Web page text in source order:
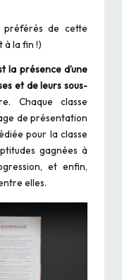
de cette
à la fin !)
la présence d’une
et de leurs sous-
Chaque classe
de présentation
pour la classe
gagnées à
et enfin,
elles.